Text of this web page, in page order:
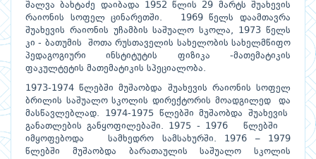
შალვა ბახტაძე დაიბადა 1952 წლის 29 მარტს შუახევის
რაიონის სოფელ ცინარეთში. 1969 წელს დაამთავრა
შუახევის რაიონის უჩამბის საშუალო სკოლა, 1973 წელს
კი - ბათუმის შოთა რუსთაველის სახელობის სახელმწიფო
პედაგოგიური ინსტიტუტის ფიზიკა -მათემატიკის
ფაკულტეტის მათემატიკის სპეციალობა.
1973-1974 წლებში მუშაობდა შუახევის რაიონის სოფელ
ბრილის საშუალო სკოლის დირექტორის მოადგილედ და
მასწავლებლად. 1974-1975 წლებში მუშაობდა შუახევის
განათლების განყოფილებაში. 1975 - 1976 წლებში
იმყოფებოდა სამხედრო სამსახურში. 1976 – 1979
წლებში მუშაობდა ბარათაულის საშუალო სკოლის